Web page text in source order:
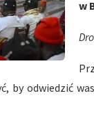
w
by odwiedzić